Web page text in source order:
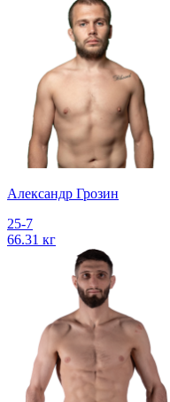
Александр Грозин
25-7
66.31 кг